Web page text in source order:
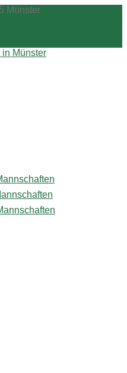
Münster